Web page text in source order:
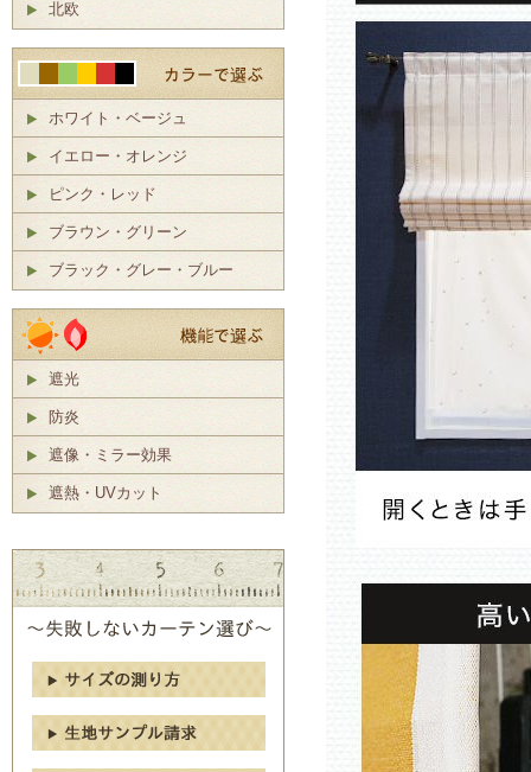
北欧
ホワイト・ベージュ
イエロー・オレンジ
ピンク・レッド
ブラウン・グリーン
ブラック・グレー・ブルー
遮光
防炎
遮像・ミラー効果
遮熱・UVカット